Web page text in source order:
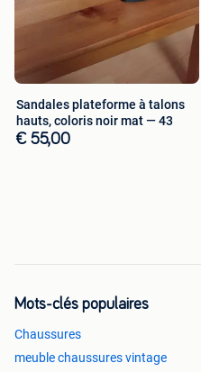
Sandales plateforme à talons
hauts, coloris noir mat — 43
€ 55,00
Mots-clés populaires
Chaussures
meuble chaussures vintage